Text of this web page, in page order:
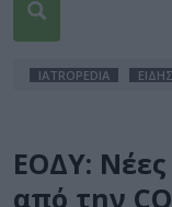
IATROPEDIA
ΕΟΔΥ: Νέες
από την